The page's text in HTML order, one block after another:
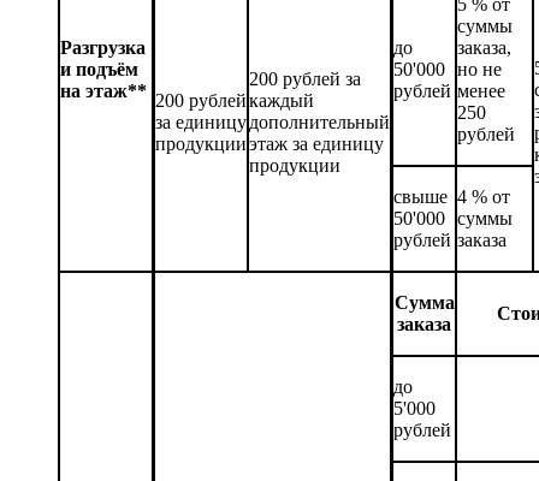
Разгрузка
и подъём
на этаж** 200 рублей
за единицу
продукции
200 рублей за
каждый
дополнительный
этаж за единицу
продукции
до
50'000
рублей
5 % от
суммы
заказа,
но не
менее
250
рублей
свыше
50'000
рублей
4 % от
суммы
заказа
Сумма
заказа
до
5'000
рублей